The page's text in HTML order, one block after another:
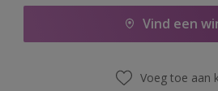
Vind een
Voeg toe aan